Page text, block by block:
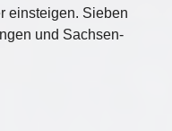
einsteigen. Sieben
und Sachsen-